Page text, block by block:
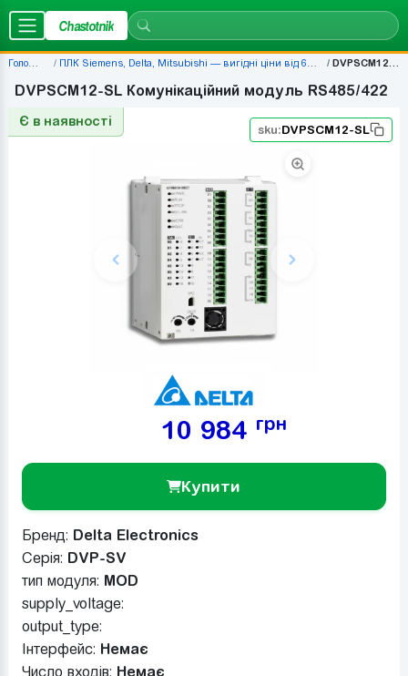
Chastotnik
Головна ПЛК Siemens, Delta, Mitsubishi — вигідні ціни від 677 грн DVPSCM12-SL
DVPSCM12-SL Комунікаційний модуль RS485/422
Є в наявності
sku:DVPSCM12-SL
10 984 грн
Купити
Бренд: Delta Electronics
Серія: DVP-SV
тип модуля: MOD
supply_voltage:
output_type:
Інтерфейс: Немає
Число входів: Немає